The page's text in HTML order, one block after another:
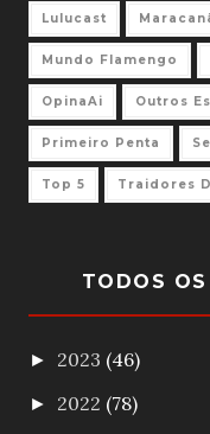
Lulucast
Mundo Flamengo
OpinaAi Outros
Primeiro Penta
Top 5 Traidores
TODOS
► 2023 (46)
► 2022 (78)